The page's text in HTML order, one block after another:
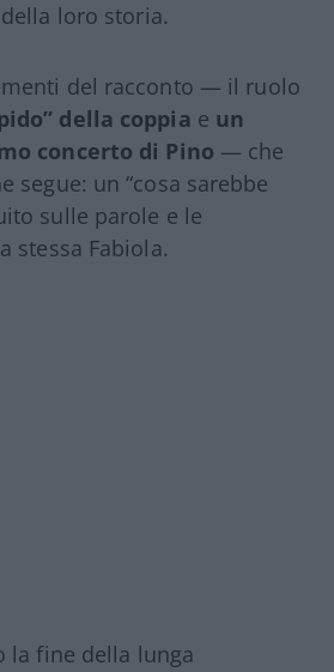
loro storia.
del racconto — il ruolo
della coppia e un
concerto di Pino — che
segue: un “cosa sarebbe
sulle parole e le
stessa Fabiola.
la fine della lunga